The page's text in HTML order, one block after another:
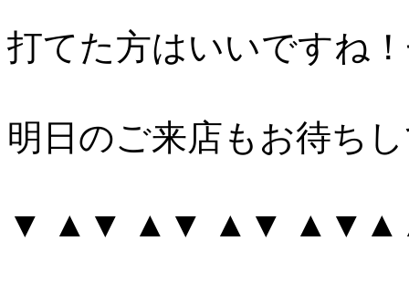
打てた方はいいですね
明日のご来店もお待ち
▼ ▲▼ ▲▼ ▲▼